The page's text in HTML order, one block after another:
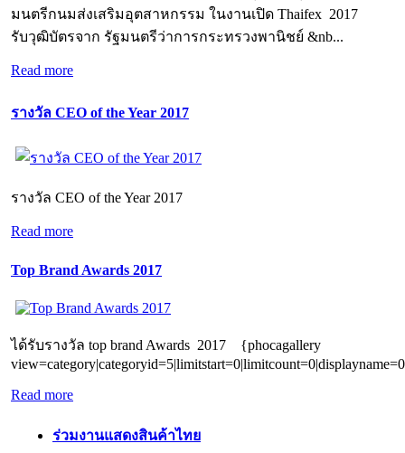
มนตรีกนมส่งเสริมอุตสาหกรรม ในงานเปิด Thaifex 2017
รับวุฒิบัตรจาก รัฐมนตรีว่าการกระทรวงพานิชย์ &nb...
Read more
รางวัล CEO of the Year 2017
รางวัล CEO of the Year 2017
Read more
Top Brand Awards 2017
ได้รับรางวัล top brand Awards 2017 {phocagallery
Read more
ร่วมงานแสดงสินค้าไทย